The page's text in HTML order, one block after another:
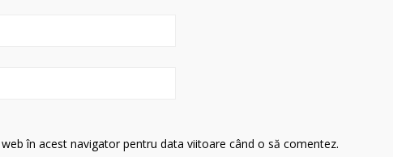
în acest navigator pentru data viitoare când o să comentez.